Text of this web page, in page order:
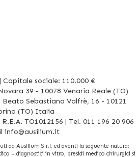
Capitale sociale: 110.000 €
39 - 10078 Venaria Reale (TO)
Sebastiano Valfrè, 16 - 10121
(TO) Italia
TO1012156 | Tel. 011 196 20 906
info@ausilium.it
da Ausilium S.r.l. ed aventi la seguente natura:
– diagnostici in vitro, presidi medico chirurgici si